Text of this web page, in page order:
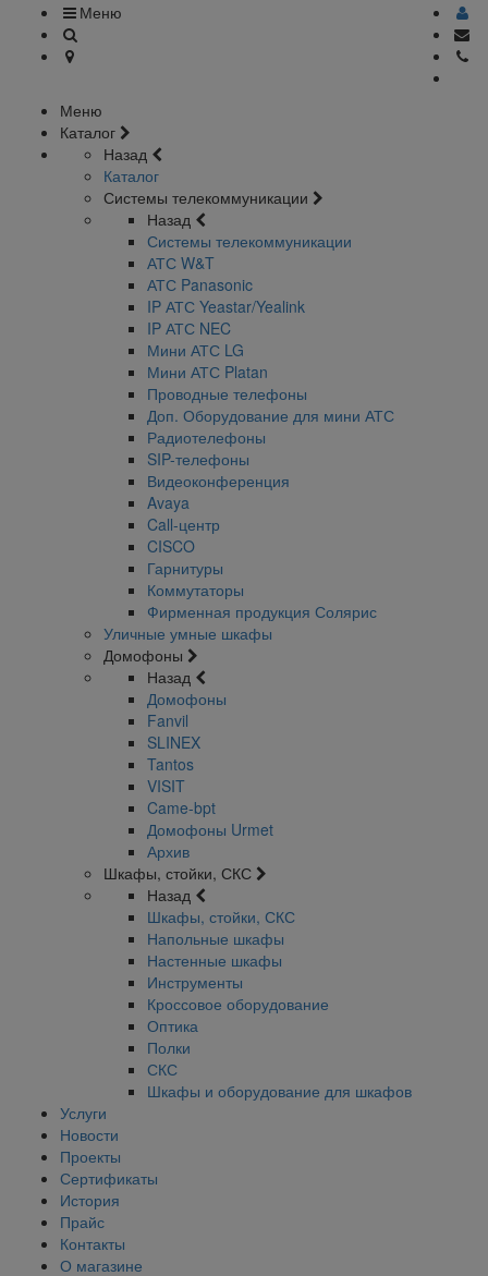
Меню
Меню
Каталог
Назад
Каталог
Системы телекоммуникации
Назад
Системы телекоммуникации
АТС W&T
АТС Panasonic
IP АТС Yeastar/Yealink
IP АТС NEC
Мини АТС LG
Мини АТС Platan
Проводные телефоны
Доп. Оборудование для мини АТС
Радиотелефоны
SIP-телефоны
Видеоконференция
Avaya
Call-центр
CISCO
Гарнитуры
Коммутаторы
Фирменная продукция Солярис
Уличные умные шкафы
Домофоны
Назад
Домофоны
Fanvil
SLINEX
Tantos
VISIT
Came-bpt
Домофоны Urmet
Архив
Шкафы, стойки, СКС
Назад
Шкафы, стойки, СКС
Напольные шкафы
Настенные шкафы
Инструменты
Кроссовое оборудование
Оптика
Полки
СКС
Шкафы и оборудование для шкафов
Услуги
Новости
Проекты
Сертификаты
История
Прайс
Контакты
О магазине